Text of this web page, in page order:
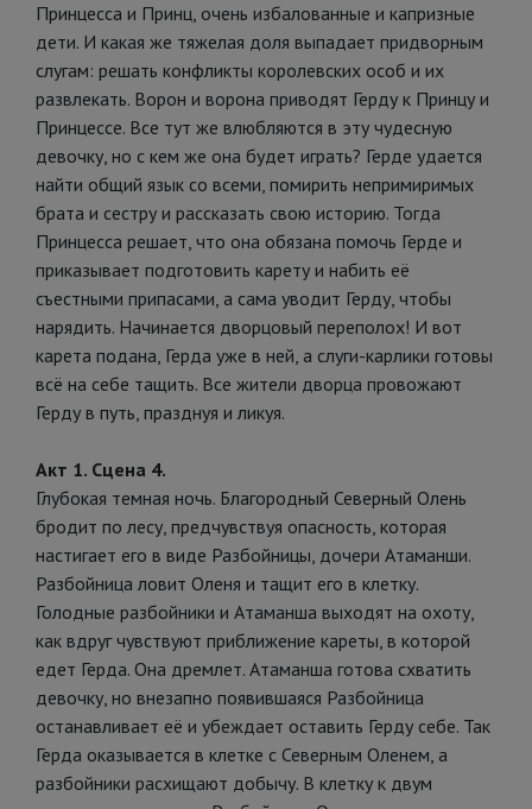
Принцесса и Принц, очень избалованные и капризные
дети. И какая же тяжелая доля выпадает придворным
слугам: решать конфликты королевских особ и их
развлекать. Ворон и ворона приводят Герду к Принцу и
Принцессе. Все тут же влюбляются в эту чудесную
девочку, но с кем же она будет играть? Герде удается
найти общий язык со всеми, помирить непримиримых
брата и сестру и рассказать свою историю. Тогда
Принцесса решает, что она обязана помочь Герде и
приказывает подготовить карету и набить её
съестными припасами, а сама уводит Герду, чтобы
нарядить. Начинается дворцовый переполох! И вот
карета подана, Герда уже в ней, а слуги-карлики готовы
всё на себе тащить. Все жители дворца провожают
Герду в путь, празднуя и ликуя.
Акт 1. Сцена 4.
Глубокая темная ночь. Благородный Северный Олень
бродит по лесу, предчувствуя опасность, которая
настигает его в виде Разбойницы, дочери Атаманши.
Разбойница ловит Оленя и тащит его в клетку.
Голодные разбойники и Атаманша выходят на охоту,
как вдруг чувствуют приближение кареты, в которой
едет Герда. Она дремлет. Атаманша готова схватить
девочку, но внезапно появившаяся Разбойница
останавливает её и убеждает оставить Герду себе. Так
Герда оказывается в клетке с Северным Оленем, а
разбойники расхищают добычу. В клетку к двум